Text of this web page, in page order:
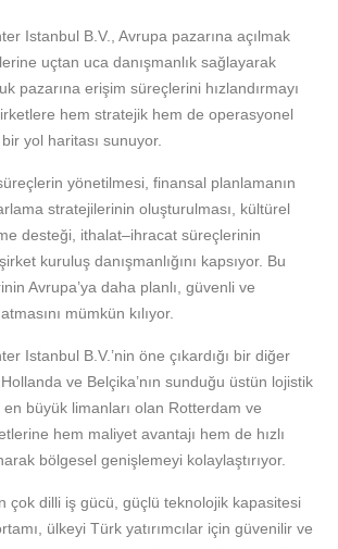
Istanbul B.V., Avrupa pazarına açılmak
uçtan uca danışmanlık sağlayarak
pazarına erişim süreçlerini hızlandırmayı
hem stratejik hem de operasyonel
yol haritası sunuyor.
yönetilmesi, finansal planlamanın
stratejilerinin oluşturulması, kültürel
desteği, ithalat–ihracat süreçlerinin
kuruluş danışmanlığını kapsıyor. Bu
Avrupa’ya daha planlı, güvenli ve
mümkün kılıyor.
Istanbul B.V.’nin öne çıkardığı bir diğer
ve Belçika’nın sunduğu üstün lojistik
en büyük limanları olan Rotterdam ve
hem maliyet avantajı hem de hızlı
bölgesel genişlemeyi kolaylaştırıyor.
çok dilli iş gücü, güçlü teknolojik kapasitesi
ülkeyi Türk yatırımcılar için güvenilir ve